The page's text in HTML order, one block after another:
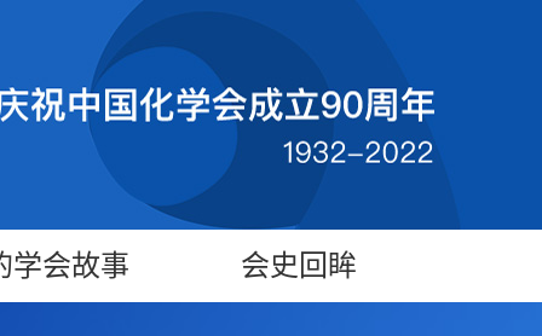
学会故事 会史回眸